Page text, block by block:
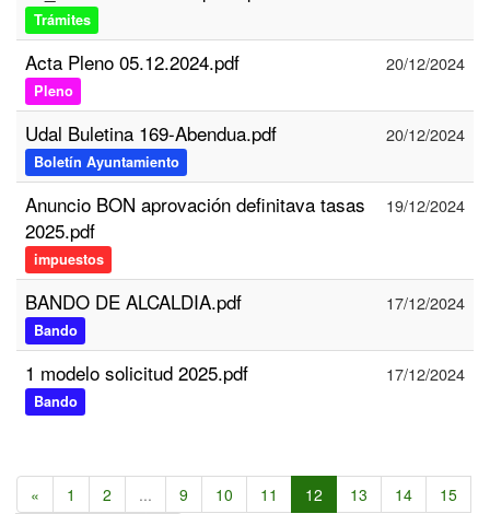
Trámites
Acta Pleno 05.12.2024.pdf
Pleno
20/12/2024
Udal Buletina 169-Abendua.pdf
Boletín Ayuntamiento
20/12/2024
Anuncio BON aprovación definitava tasas
2025.pdf
impuestos
19/12/2024
BANDO DE ALCALDIA.pdf
Bando
17/12/2024
1 modelo solicitud 2025.pdf
Bando
17/12/2024
« 1 2 ... 9 10 11 12 13 14
15